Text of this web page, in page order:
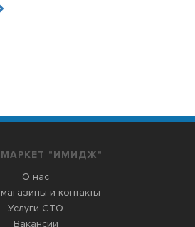
"ИМИДЖ"
О нас
и контакты
Услуги СТО
Вакансии